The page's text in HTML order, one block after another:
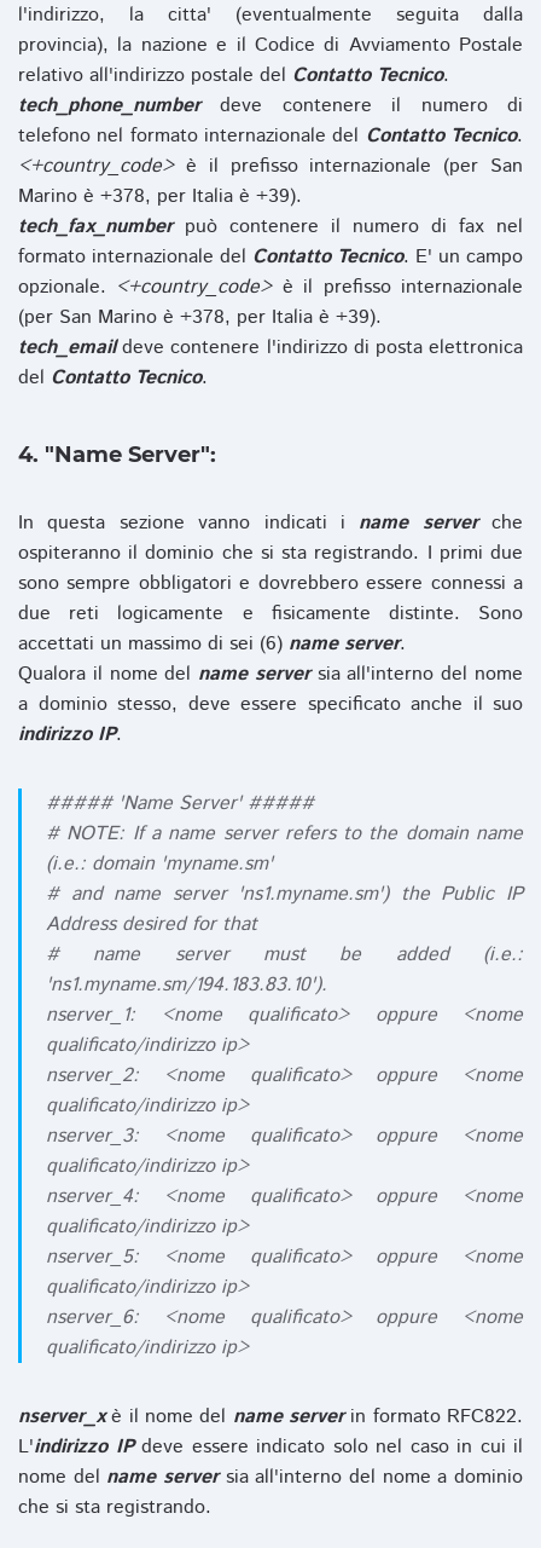
l'indirizzo, la citta' (eventualmente seguita dalla
provincia), la nazione e il Codice di Avviamento Postale
relativo all'indirizzo postale del Contatto Tecnico.
tech_phone_numberdeve contenere il numero di
telefono nel formato internazionale del Contatto Tecnico.
<+country_code>è il prefisso internazionale (per San
Marino è +378, per Italia è +39).
tech_fax_numberpuò contenere il numero di fax nel
formato internazionale del Contatto Tecnico. E' un campo
opzionale. <+country_code>è il prefisso internazionale
(per San Marino è +378, per Italia è +39).
tech_emaildeve contenere l'indirizzo di posta elettronica
del Contatto Tecnico.
4. "Name Server":
In questa sezione vanno indicati i name serverche
ospiteranno il dominio che si sta registrando. I primi due
sono sempre obbligatori e dovrebbero essere connessi a
due reti logicamente e fisicamente distinte. Sono
accettati un massimo di sei (6) name server.
Qualora il nome del name serversia all'interno del nome
a dominio stesso, deve essere specificato anche il suo
indirizzo IP.
##### 'Name Server' #####
# NOTE: If a name server refers to the domain name
(i.e.: domain 'myname.sm'
# and name server 'ns1.myname.sm') the Public IP
Address desired for that
# name server must be added (i.e.:
'ns1.myname.sm/194.183.83.10').
nserver_1: <nome qualificato> oppure <nome
qualificato/indirizzo ip>
nserver_2: <nome qualificato> oppure <nome
qualificato/indirizzo ip>
nserver_3: <nome qualificato> oppure <nome
qualificato/indirizzo ip>
nserver_4: <nome qualificato> oppure <nome
qualificato/indirizzo ip>
nserver_5: <nome qualificato> oppure <nome
qualificato/indirizzo ip>
nserver_6: <nome qualificato> oppure <nome
qualificato/indirizzo ip>
nserver_xè il nome del name serverin formato RFC822.
L'indirizzo IPdeve essere indicato solo nel caso in cui il
nome del name serversia all'interno del nome a dominio
che si sta registrando.